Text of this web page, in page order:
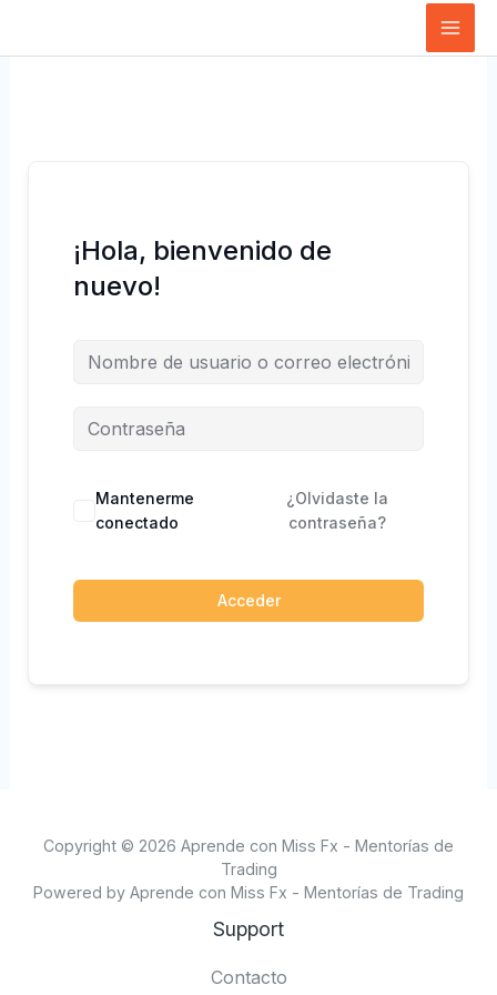
¡Hola, bienvenido de
nuevo!
Mantenerme
conectado
¿Olvidaste la
contraseña?
Acceder
Copyright © 2026 Aprende con Miss Fx - Mentorías de
Trading
Powered by Aprende con Miss Fx - Mentorías de Trading
Support
Contacto